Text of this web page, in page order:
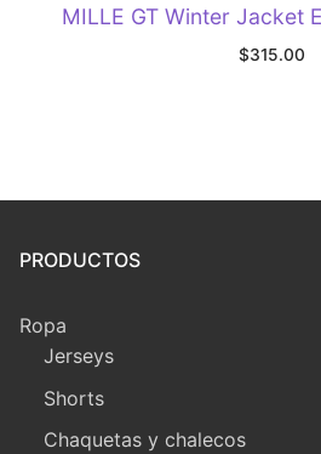
MILLE GT Winter Jacket
$315.00
PRODUCTOS
Ropa
Jerseys
Shorts
Chaquetas y chalecos